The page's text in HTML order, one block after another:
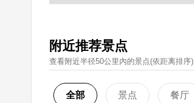
附近推荐景点
查看附近半径50公里內的景点(依距离排序)
全部 景点 餐厅